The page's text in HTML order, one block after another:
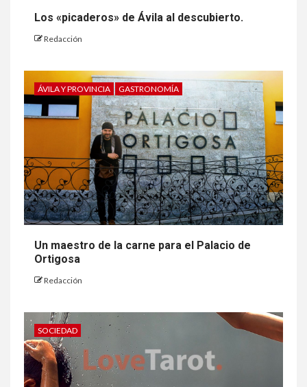
Los «picaderos» de Ávila al descubierto.
Redacción
ÁVILA Y PROVINCIA GASTRONOMÍA
Un maestro de la carne para el Palacio de
Ortigosa
Redacción
SOCIEDAD